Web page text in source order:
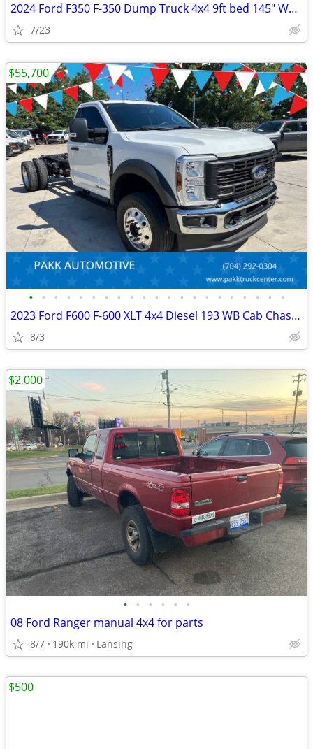
2024 Ford F350 F-350 Dump Truck 4x4 9ft bed 145" WB 7.3 v8 Gas Motor
7/23
• • • • • • • • • • • • • • • • • • • • •
2023 Ford F600 F-600 XLT 4x4 Diesel 193 WB Cab Chassis Fully Loaded
8/3
$55,700
• • • • • •
08 Ford Ranger manual 4x4 for parts
8/7 190k mi Lansing
$2,000
$500